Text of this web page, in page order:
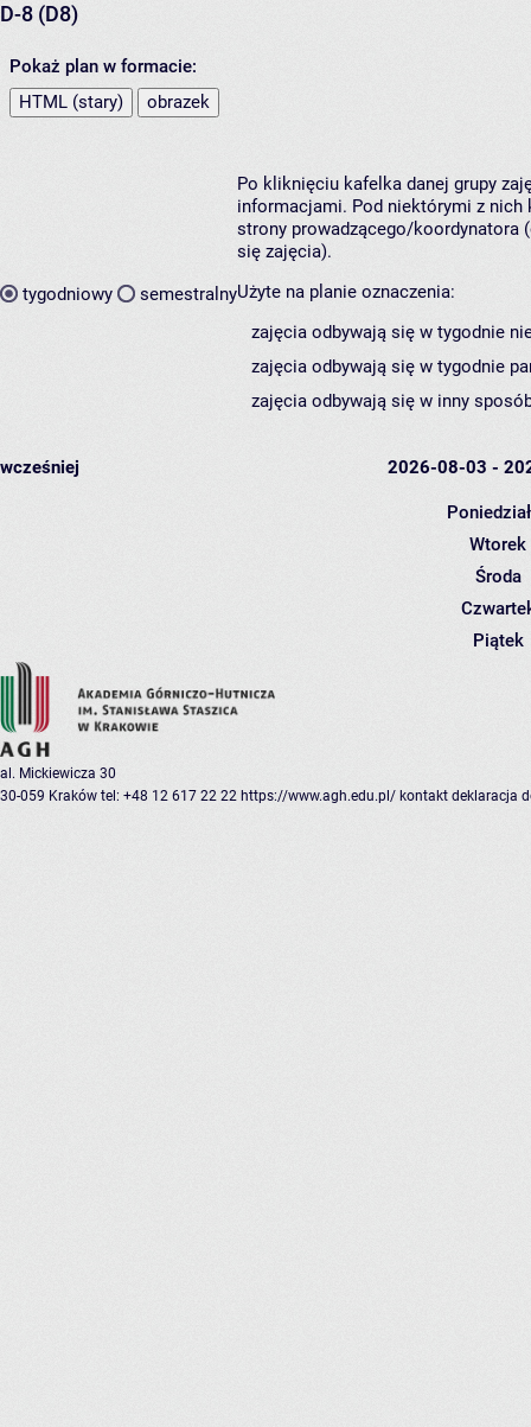
D-8 (D8)
Pokaż plan w formacie:
HTML (stary)
obrazek
tygodniowy semestralny
Po kliknięciu kafelka danej grupy
informacjami. Pod niektórymi z nich
strony prowadzącego/koordynatora
się zajęcia).
Użyte na planie oznaczenia:
zajęcia odbywają się w tygodnie
zajęcia odbywają się w tygodnie
zajęcia odbywają się w inny
wcześniej 2026-08-03 -
Wtorek
Środa
Piątek
al. Mickiewicza 30
30-059 Kraków tel: +48 12 617 22 22 https://www.agh.edu.pl/ kontakt deklaracja